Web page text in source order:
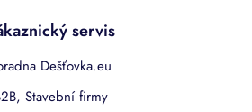
servis
Dešťovka.eu
Stavební firmy